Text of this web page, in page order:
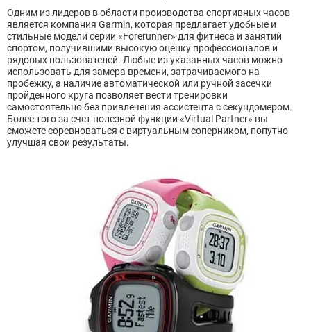
Одним из лидеров в области производства спортивных часов
является компания Garmin, которая предлагает удобные и
стильные модели серии «Forerunner» для фитнеса и занятий
спортом, получившими высокую оценку профессионалов и
рядовых пользователей. Любые из указанных часов можно
использовать для замера времени, затрачиваемого на
пробежку, а наличие автоматической или ручной засечки
пройденного круга позволяет вести тренировки
самостоятельно без привлечения ассистента с секундомером.
Более того за счет полезной функции «Virtual Partner» вы
сможете соревноваться с виртуальным соперником, попутно
улучшая свои результаты.